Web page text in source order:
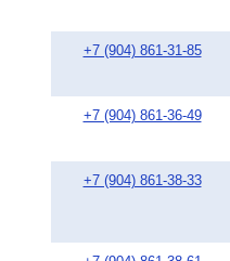
+7 (904) 861-31-85
+7 (904) 861-36-49
+7 (904) 861-38-33